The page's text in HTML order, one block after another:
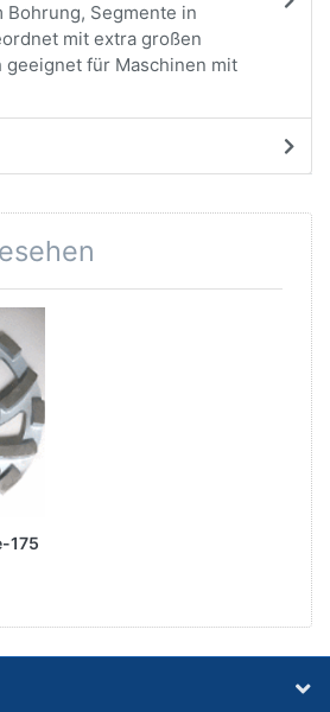
Bohrung, Segmente in
mit extra großen
geeignet für Maschinen mit
175